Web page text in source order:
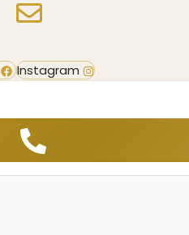
Instagram